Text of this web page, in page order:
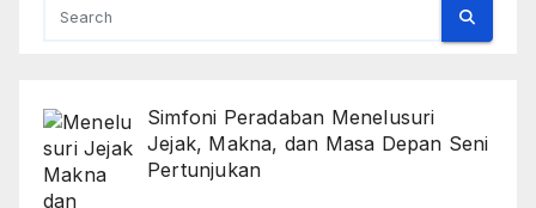
Simfoni Peradaban Menelusuri
Jejak, Makna, dan Masa Depan Seni
Pertunjukan